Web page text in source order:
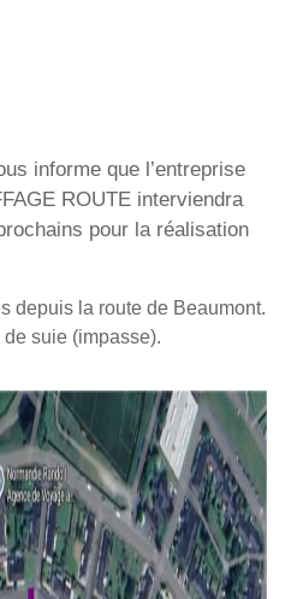
informe que l’entreprise
ROUTE interviendra
pour la réalisation
depuis la route de Beaumont.
suie (impasse).